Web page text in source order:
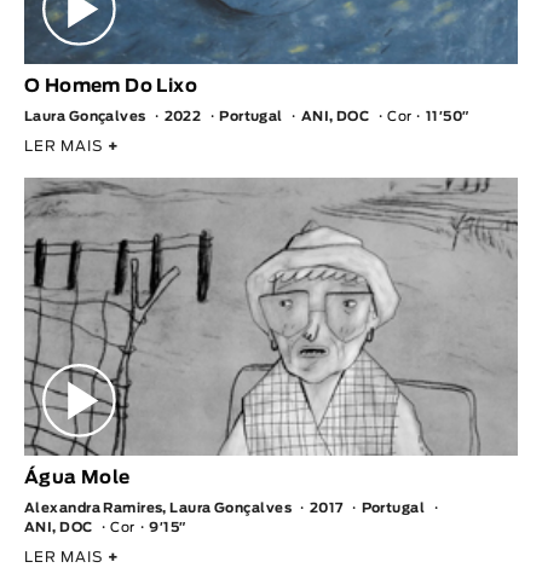
O Homem Do Lixo
Laura Gonçalves 2022 Portugal ANI, DOC Cor 11′50″
LER MAIS +
Água Mole
Alexandra Ramires, Laura Gonçalves 2017
Portugal
ANI, DOC
Cor 9′15″
LER MAIS +